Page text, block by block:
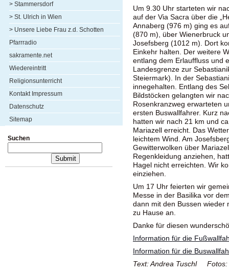
> Stammersdorf
> St. Ulrich in Wien
> Unsere Liebe Frau z.d. Schotten
Pfarrradio
sakramente.net
Wiedereintritt
Religionsunterricht
Kontakt Impressum
Datenschutz
Sitemap
Suchen
Um 9.30 Uhr starteten wir
auf der Via Sacra über die
Annaberg (976 m) ging es
(870 m), über Wienerbruck
Josefsberg (1012 m). Dort
Einkehr halten. Der weitere
entlang dem Erlauffluss und
Landesgrenze zur
Steiermark). In der
innegehalten. Entlang des
Bildstöcken gelangten wir
Rosenkranzweg erwarteten
ersten Buswallfahrer. Kurz
hatten wir nach 21 km und
Mariazell erreicht. Das
leichtem Wind. Am
Gewitterwolken über
Regenkleidung anziehen,
Hagel nicht erreichten. Wir
einziehen.
Um 17 Uhr feierten wir
Messe in der Basilika vor
dann mit den Bussen wieder
zu Hause an.
Danke für diesen
Information für die
Information für die
Text: Andrea Tuschl Fotos: